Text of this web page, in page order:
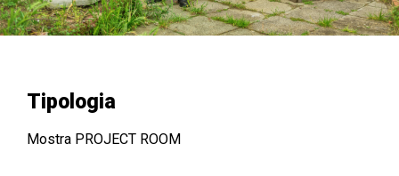
Tipologia
Mostra PROJECT ROOM